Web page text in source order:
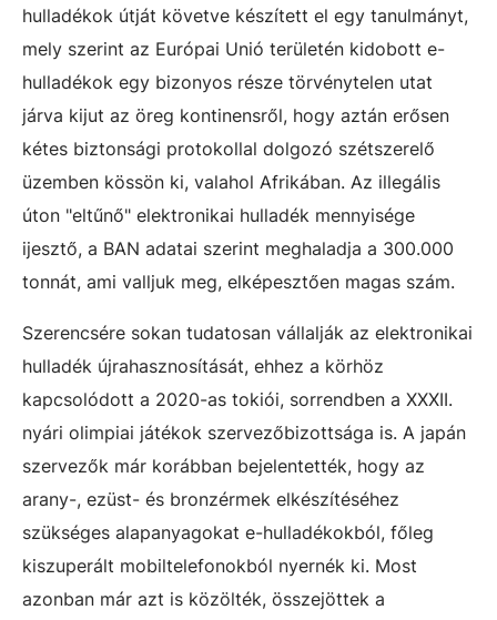
hulladékok útját követve készített el egy tanulmányt,
mely szerint az Európai Unió területén kidobott e-
hulladékok egy bizonyos része törvénytelen utat
járva kijut az öreg kontinensről, hogy aztán erősen
kétes biztonsági protokollal dolgozó szétszerelő
üzemben kössön ki, valahol Afrikában. Az illegális
úton "eltűnő" elektronikai hulladék mennyisége
ijesztő, a BAN adatai szerint meghaladja a 300.000
tonnát, ami valljuk meg, elképesztően magas szám.
Szerencsére sokan tudatosan vállalják az elektronikai
hulladék újrahasznosítását, ehhez a körhöz
kapcsolódott a 2020-as tokiói, sorrendben a XXXII.
nyári olimpiai játékok szervezőbizottsága is. A japán
szervezők már korábban bejelentették, hogy az
arany-, ezüst- és bronzérmek elkészítéséhez
szükséges alapanyagokat e-hulladékokból, főleg
kiszuperált mobiltelefonokból nyernék ki. Most
azonban már azt is közölték, összejöttek a